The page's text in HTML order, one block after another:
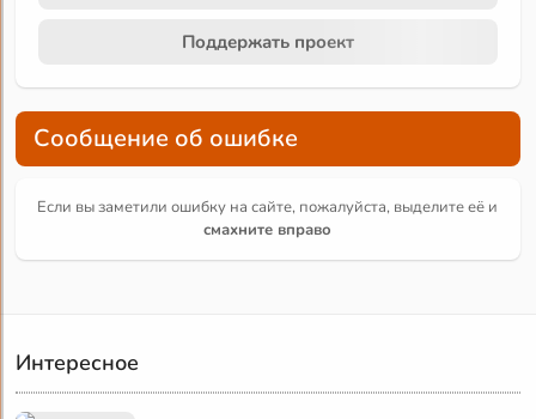
Поддержать проект
Сообщение об ошибке
Если вы заметили ошибку на сайте, пожалуйста, выделите её и
смахните вправо
Интересное